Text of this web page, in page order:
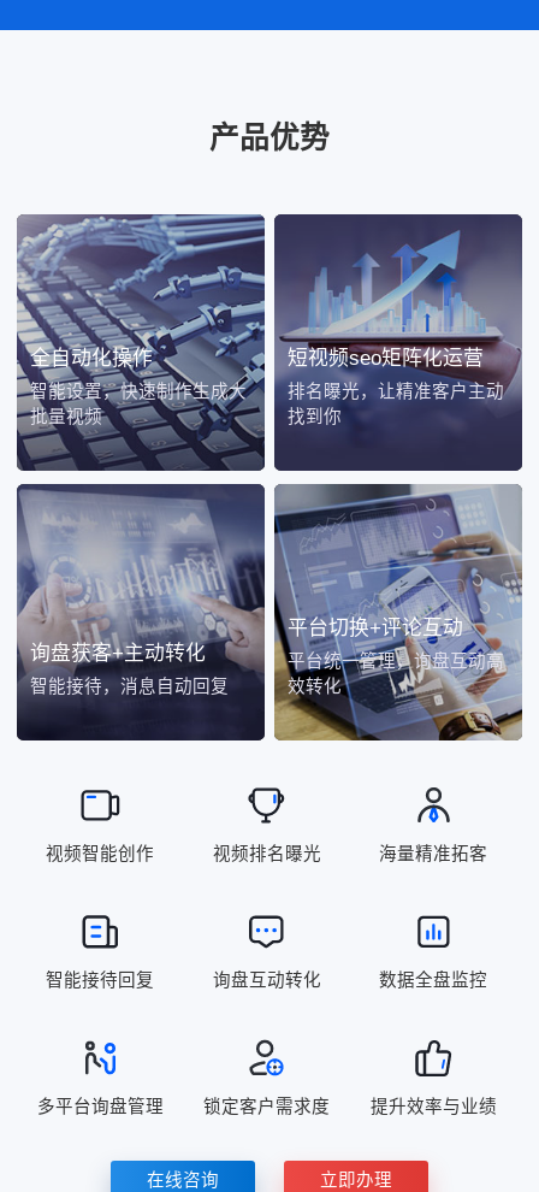
产品优势
全自动化操作
智能设置，快速制作生成大
批量视频
短视频seo矩阵化运营
排名曝光，让精准客户主动
找到你
询盘获客+主动转化
智能接待，消息自动回复
平台切换+评论互动
平台统一管理，询盘互动高
效转化
视频智能创作 视频排名曝光 海量精准拓客
智能接待回复 询盘互动转化 数据全盘监控
多平台询盘管理 锁定客户需求度 提升效率与业绩
在线咨询 立即办理